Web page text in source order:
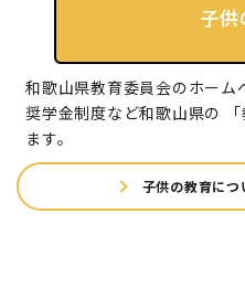
和歌山県教育委員会のホーム
奨学金制度など和歌山県の
ます。
子供の教育につ